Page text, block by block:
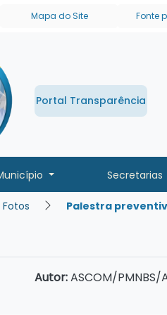
links de
Mapa do Site Fonte
Portal Transparência
Secretarias
Palestra
Autor:ASCOM/